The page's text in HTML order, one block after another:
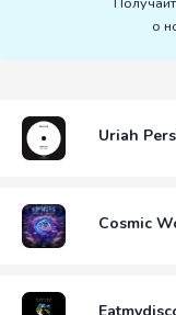
о
Uriah
Cosmic